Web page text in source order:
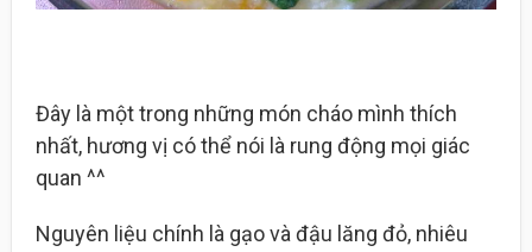
Đây là một trong những món cháo mình thích
nhất, hương vị có thể nói là rung động mọi giác
quan ^^
Nguyên liệu chính là gạo và đậu lăng đỏ, nhiêu